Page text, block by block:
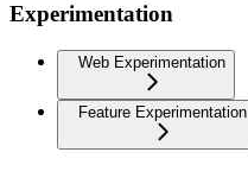
Experimentation
Web Experimentation
Feature Experimentation